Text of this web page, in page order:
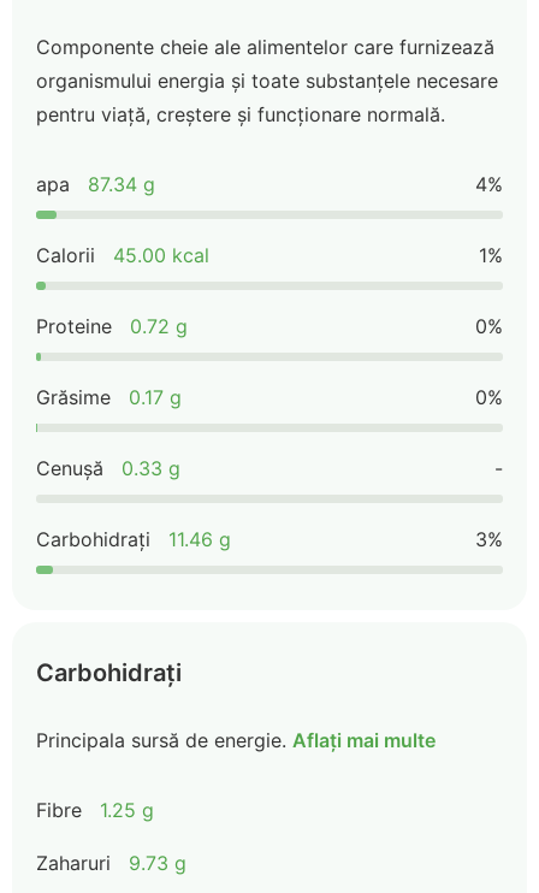
Componente cheie ale alimentelor care furnizează
organismului energia și toate substanțele necesare
pentru viață, creștere și funcționare normală.
apa 87.34 g 4%
Calorii 45.00 kcal 1%
Proteine 0.72 g 0%
Grăsime 0.17 g 0%
Cenușă 0.33 g -
Carbohidrați 11.46 g 3%
Carbohidrați
Principala sursă de energie. Aflați mai multe
Fibre 1.25 g
Zaharuri 9.73 g